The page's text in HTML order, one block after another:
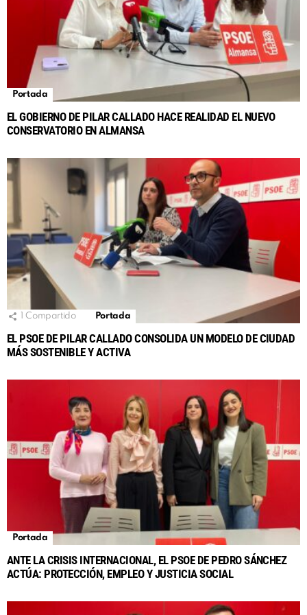
Portada
EL GOBIERNO DE PILAR CALLADO HACE REALIDAD EL NUEVO
CONSERVATORIO EN ALMANSA
Compartido Portada
EL PSOE DE PILAR CALLADO CONSOLIDA UN MODELO DE CIUDAD
MÁS SOSTENIBLE Y ACTIVA
Portada
ANTE LA CRISIS INTERNACIONAL, EL PSOE DE PEDRO SÁNCHEZ
ACTÚA: PROTECCIÓN, EMPLEO Y JUSTICIA SOCIAL